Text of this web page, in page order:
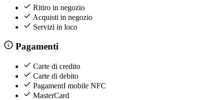
Ritiro in negozio
Acquisti in negozio
Servizi in loco
Pagamenti
Carte di credito
Carte di debito
PagamentI mobile NFC
MasterCard